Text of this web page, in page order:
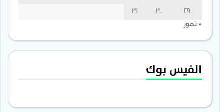
29
30
31
« تموز
الفيس بوك